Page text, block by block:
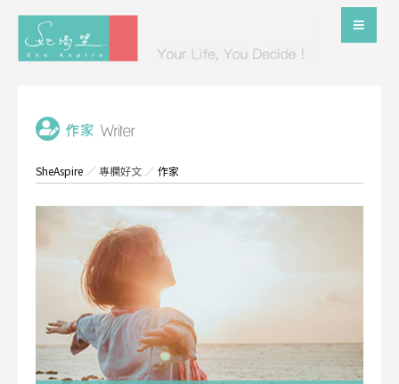
SheAspire ／專欄好文 ／作家